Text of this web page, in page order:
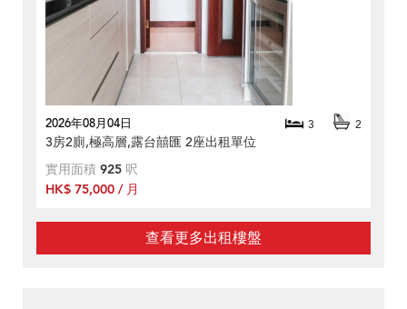
2026年08月04日 3 2
3房2廁,極高層,露台囍匯 2座出租單位
實用面積 925 呎
HK$ 75,000 / 月
查看更多出租樓盤